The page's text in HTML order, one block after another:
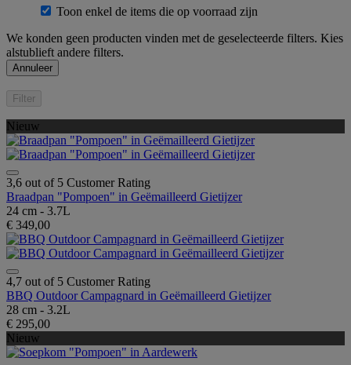
Toon enkel de items die op voorraad zijn
We konden geen producten vinden met de geselecteerde filters. Kies
alstublieft andere filters.
Annuleer
Filter
Nieuw
3,6 out of 5 Customer Rating
Braadpan "Pompoen" in Geëmailleerd Gietijzer
24 cm - 3.7L
€ 349,00
4,7 out of 5 Customer Rating
BBQ Outdoor Campagnard in Geëmailleerd Gietijzer
28 cm - 3.2L
€ 295,00
Nieuw